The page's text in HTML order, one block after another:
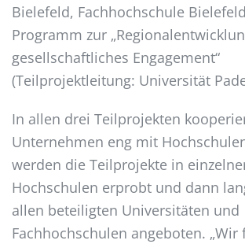
Bielefeld, Fachhochschule
Programm zur
gesellschaftliches Engagement“
(Teilprojektleitung: Universität
In allen drei Teilprojekten
Unternehmen eng mit
werden die Teilprojekte in
Hochschulen erprobt und dann
allen beteiligten Universitäten und
Fachhochschulen angeboten. „Wir